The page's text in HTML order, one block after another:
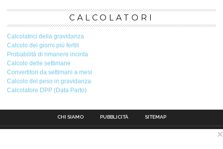
CALCOLATORI
Calcolatrici della gravidanza
Calcolo dei giorni più fertili
Probabilità di rimanere incinta
Calcolo delle settimane
Convertitori da settimani a mesi
Calcolo del peso in gravidanza
Calcolatore DPP (Data Parto)
CHI SIAMO PUBBLICITÀ SITEMAP
×